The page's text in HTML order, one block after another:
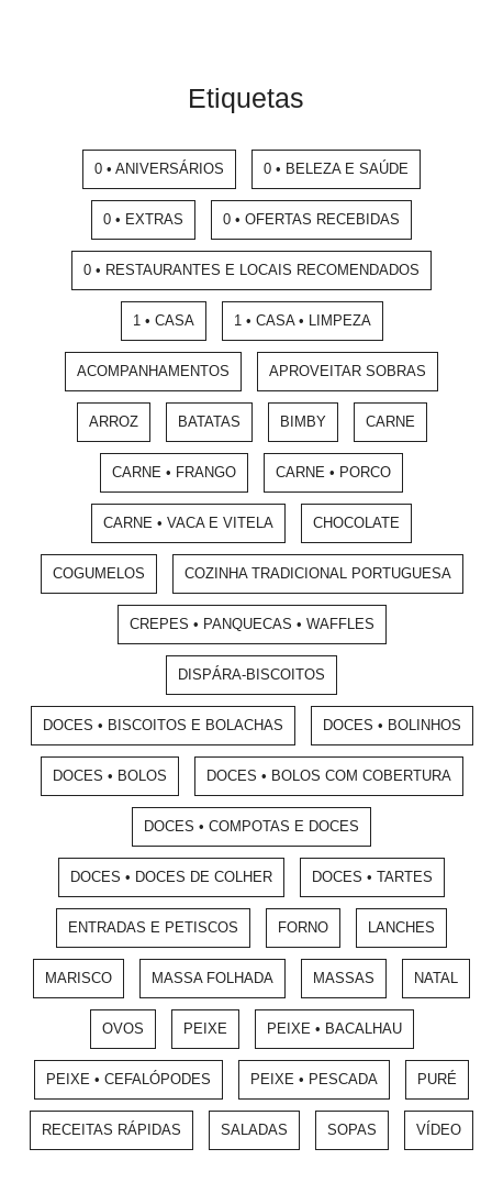
Etiquetas
0 • ANIVERSÁRIOS 0 • BELEZA E SAÚDE
0 • EXTRAS 0 • OFERTAS RECEBIDAS
0 • RESTAURANTES E LOCAIS RECOMENDADOS
1 • CASA 1 • CASA • LIMPEZA
ACOMPANHAMENTOS APROVEITAR SOBRAS
ARROZ BATATAS BIMBY CARNE
CARNE • FRANGO CARNE • PORCO
CARNE • VACA E VITELA CHOCOLATE
COGUMELOS COZINHA TRADICIONAL PORTUGUESA
CREPES • PANQUECAS • WAFFLES
DISPÁRA-BISCOITOS
DOCES • BISCOITOS E BOLACHAS DOCES • BOLINHOS
DOCES • BOLOS DOCES • BOLOS COM COBERTURA
DOCES • COMPOTAS E DOCES
DOCES • DOCES DE COLHER DOCES • TARTES
ENTRADAS E PETISCOS FORNO LANCHES
MARISCO MASSA FOLHADA MASSAS NATAL
OVOS PEIXE PEIXE • BACALHAU
PEIXE • CEFALÓPODES PEIXE • PESCADA PURÉ
RECEITAS RÁPIDAS SALADAS SOPAS VÍDEO